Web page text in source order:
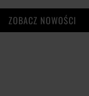
ZOBACZ NOWOŚCI